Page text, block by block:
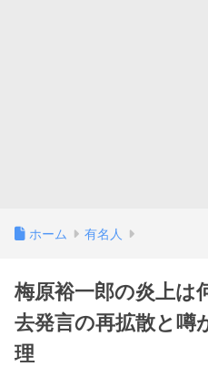
ホーム 有名人
梅原裕一郎の炎上は
去発言の再拡散と噂
理